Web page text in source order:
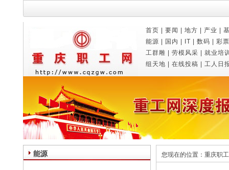
首页 要闻 地方 产业
能源
国内 IT 数码
彩票
工群雕
劳模风采
就业培
组天地
在线投稿 工人日
能源 您现在的位置： 重庆职